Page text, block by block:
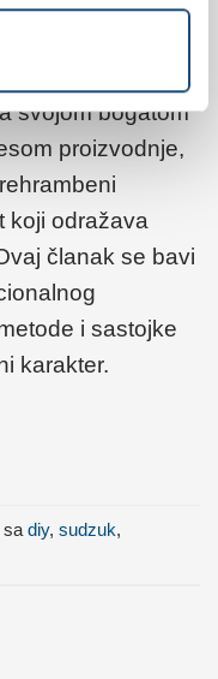
kobasica,
svojom bogatom
proizvodnje,
koji odražava
članak se bavi
i sastojke
karakter.
sa diy, sudzuk,